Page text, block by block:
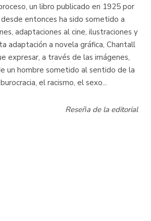
un libro publicado en 1925 por
entonces ha sido sometido a
adaptaciones al cine, ilustraciones y
adaptación a novela gráfica, Chantall
expresar, a través de las imágenes,
un hombre sometido al sentido de la
el racismo, el sexo...
Reseña de la editorial